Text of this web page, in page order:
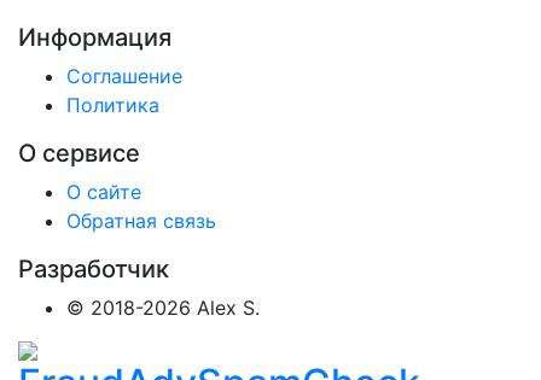
Информация
Соглашение
Политика
О сервисе
О сайте
Обратная связь
Разработчик
© 2018-2026 Alex S.